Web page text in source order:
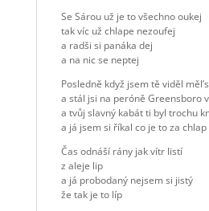
Se Sárou už je to všechno oukej
tak víc už chlape nezoufej
a radši si panáka dej
a na nic se neptej
Posledně když jsem tě viděl
a stál jsi na peróně Greensboro
a tvůj slavný kabát ti byl trochu
a já jsem si říkal co je to za chlap
Čas odnáší rány jak vítr listí
z aleje lip
a já probodaný nejsem si jistý
že tak je to líp